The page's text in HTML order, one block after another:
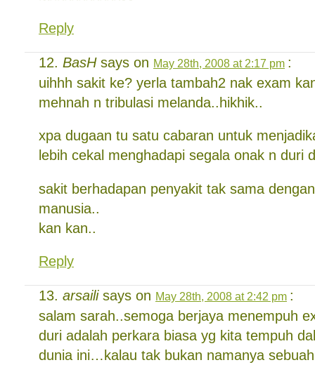
Reply
BasHsays on May 28th, 2008 at 2:17 pm :
uihhh sakit ke? yerla tambah2 nak exam
mehnah n tribulasi melanda..hikhik..
xpa dugaan tu satu cabaran untuk
lebih cekal menghadapi segala onak n duri
sakit berhadapan penyakit tak sama
manusia..
kan kan..
Reply
arsailisays on May 28th, 2008 at 2:42 pm :
salam sarah..semoga berjaya menempuh
duri adalah perkara biasa yg kita tempuh
dunia ini…kalau tak bukan namanya